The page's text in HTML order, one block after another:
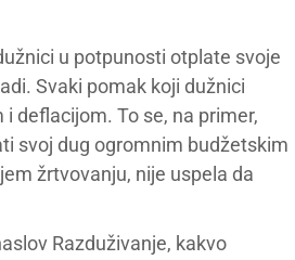
u potpunosti otplate svoje
Svaki pomak koji dužnici
deflacijom. To se, na primer,
svoj dug ogromnim budžetskim
žrtvovanju, nije uspela da
Razduživanje, kakvo